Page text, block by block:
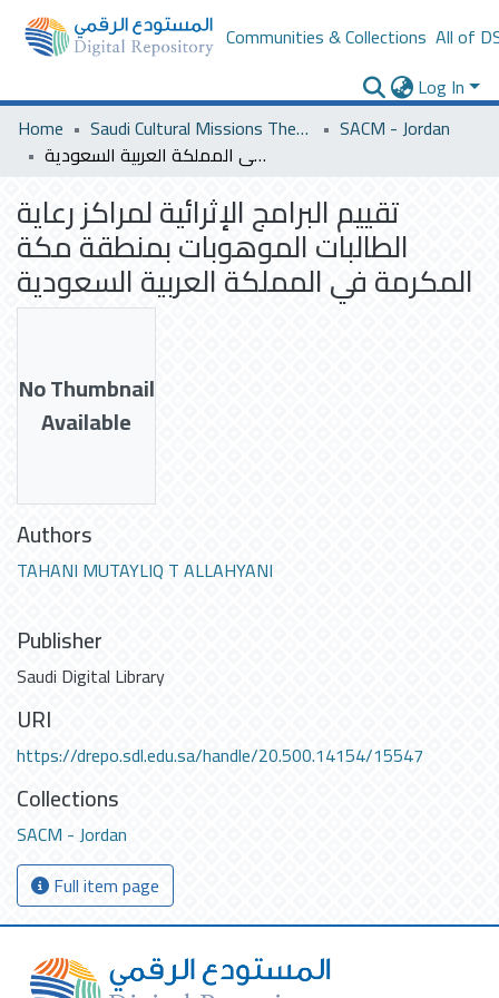
Communities & Collections All of
Log In
Home
Saudi Cultural Missions Theses & Dissertations
SACM - Jordan
تقييم البرامج الإثرائية لمراكز رعاية الطالبات الموهوبات بمنطقة مكة المكرمة في المملكة العربية السعودية
تقييم البرامج الإثرائية لمراكز رعاية
الطالبات الموهوبات بمنطقة مكة
المكرمة في المملكة العربية السعودية
No Thumbnail
Available
Authors
TAHANI MUTAYLIQ T ALLAHYANI
Publisher
Saudi Digital Library
URI
https://drepo.sdl.edu.sa/handle/20.500.14154/15547
Collections
SACM - Jordan
Full item page